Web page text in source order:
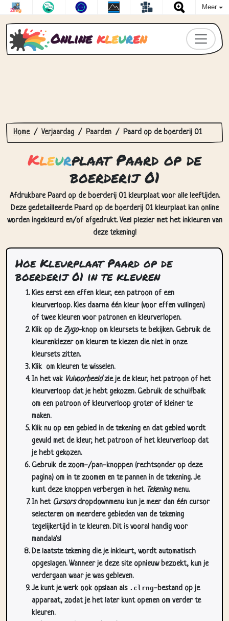
Meer
Online kleuren
Home Verjaardag Paarden Paard op de boerderij 01
Kleurplaat Paard op de
boerderij 01
Afdrukbare Paard op de boerderij 01 kleurplaat voor alle leeftijden.
Deze gedetailleerde Paard op de boerderij 01 kleurplaat kan online
worden ingekleurd en/of afgedrukt. Veel plezier met het inkleuren van
deze tekening!
Hoe Kleurplaat Paard op de
boerderij 01 in te kleuren
Kies eerst een effen kleur, een patroon of een
kleurverloop. Kies daarna één kleur (voor effen vullingen)
of twee kleuren voor patronen en kleurverlopen.
Klik op deZygo-knop om kleursets te bekijken. Gebruik de
kleurenkiezer om kleuren te kiezen die niet in onze
kleursets zitten.
Klik om kleuren te wisselen.
In het vak Vulvoorbeeldzie je de kleur, het patroon of het
kleurverloop dat je hebt gekozen. Gebruik de schuifbalk
om een patroon of kleurverloop groter of kleiner te
maken.
Klik nu op een gebied in de tekening en dat gebied wordt
gevuld met de kleur, het patroon of het kleurverloop dat
je hebt gekozen.
Gebruik de zoom-/pan-knoppen (rechtsonder op deze
pagina) om in te zoomen en te pannen in de tekening. Je
kunt deze knoppen verbergen in het Tekeningmenu.
In het Cursorsdropdownmenu kun je meer dan één cursor
selecteren om meerdere gebieden van de tekening
tegelijkertijd in te kleuren. Dit is vooral handig voor
mandala's!
De laatste tekening die je inkleurt, wordt automatisch
opgeslagen. Wanneer je deze site opnieuw bezoekt, kun je
verdergaan waar je was gebleven.
Je kunt je werk ook opslaan als .clrng-bestand op je
apparaat, zodat je het later kunt openen om verder te
kleuren.